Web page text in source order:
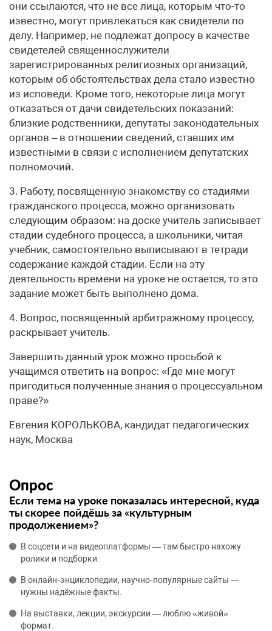
они ссылаются, что не все лица, которым что-то
известно, могут привлекаться как свидетели по
делу. Например, не подлежат допросу в качестве
свидетелей священнослужители
зарегистрированных религиозных организаций,
которым об обстоятельствах дела стало известно
из исповеди. Кроме того, некоторые лица могут
отказаться от дачи свидетельских показаний:
близкие родственники, депутаты законодательных
органов – в отношении сведений, ставших им
известными в связи с исполнением депутатских
полномочий.
3. Работу, посвященную знакомству со стадиями
гражданского процесса, можно организовать
следующим образом: на доске учитель записывает
стадии судебного процесса, а школьники, читая
учебник, самостоятельно выписывают в тетради
содержание каждой стадии. Если на эту
деятельность времени на уроке не остается, то это
задание может быть выполнено дома.
4. Вопрос, посвященный арбитражному процессу,
раскрывает учитель.
Завершить данный урок можно просьбой к
учащимся ответить на вопрос: «Где мне могут
пригодиться полученные знания о процессуальном
праве?»
Евгения КОРОЛЬКОВА, кандидат педагогических
наук, Москва
Опрос
Если тема на уроке показалась интересной, куда
ты скорее пойдёшь за «культурным
продолжением»?
В соцсети и на видеоплатформы — там быстро нахожу
ролики и подборки.
В онлайн‑энциклопедии, научно‑популярные сайты —
нужны надёжные факты.
На выставки, лекции, экскурсии — люблю «живой»
формат.